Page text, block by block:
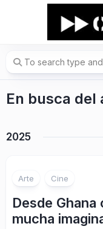
En busca del
2025
Arte Cine
Desde
mucha